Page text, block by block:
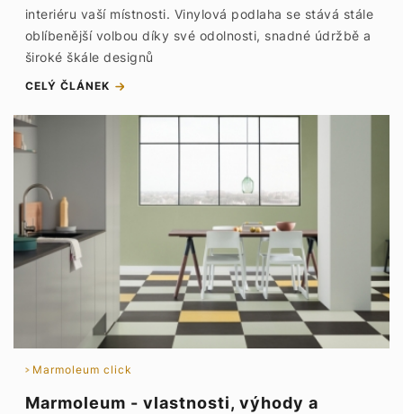
interiéru vaší místnosti. Vinylová podlaha se stává stále
oblíbenější volbou díky své odolnosti, snadné údržbě a
široké škále designů
CELÝ ČLÁNEK
Marmoleum click
Marmoleum - vlastnosti, výhody a